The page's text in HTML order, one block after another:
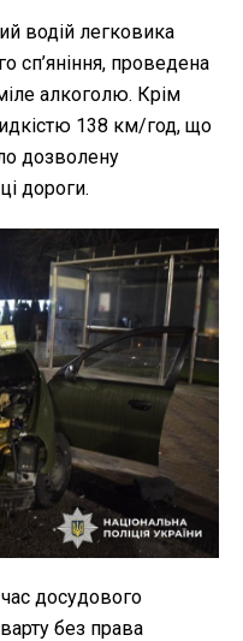
водій легковика
сп’яніння, проведена
алкоголю. Крім
138 км/год, що
дозволену
дороги.
досудового
без права